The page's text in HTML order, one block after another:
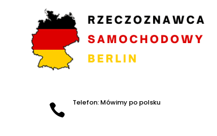
 Telefon: Mówimy po polsku